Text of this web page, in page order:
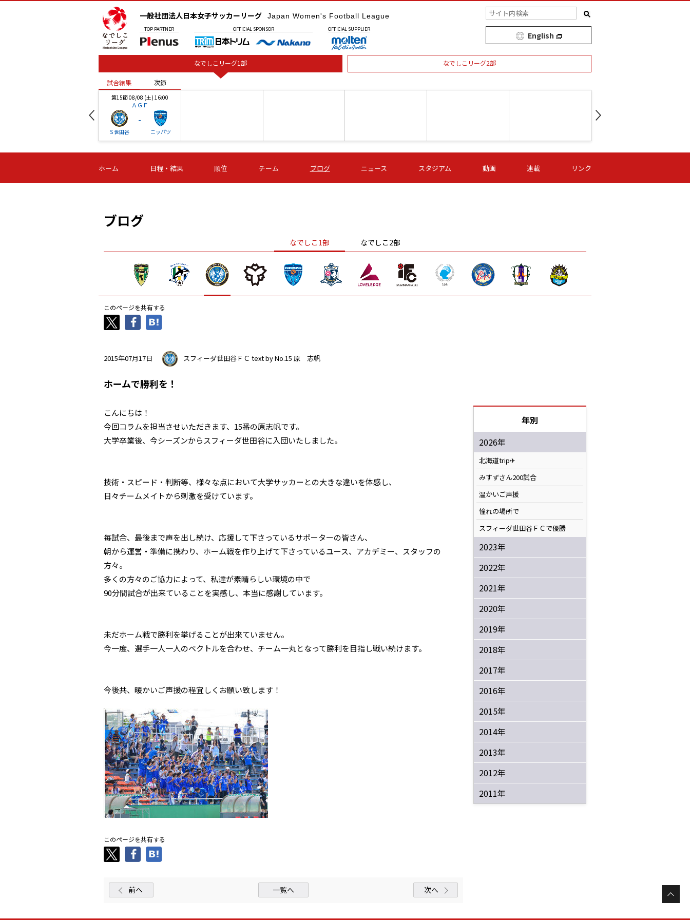
一般社団法人日本女子サッカーリーグ Japan Women's Football League
TOP PARTNER OFFICIAL SPONSOR OFFICIAL SUPPLIER
English
なでしこリーグ1部 なでしこリーグ2部
試合結果 次節
第15節 08/08 (土) 16:00
ＡＧＦ
Ｓ世田谷
-
ニッパツ
-
第16節 09/05 (土) 15:00
ニッパツ
-
第16節 09/05 (土) 15:00
石人の星
-
第16節 09/05 (土) 16:00
ＡＧＦ
-
いちご
-
第16節 09/06 (日) 15:00
-
第16節 09/06 (日) 15:00
- -
試合結果 次節
ホーム 日程・結果 順位 チーム ブログ ニュース スタジアム 動画 連載 リンク
ブログ
なでしこ1部 なでしこ2部
このページを共有する
2015年07月17日 スフィーダ世田谷ＦＣ text by No.15 原 志帆
ホームで勝利を！
こんにちは！
今回コラムを担当させいただきます、15番の原志帆です。
大学卒業後、今シーズンからスフィーダ世田谷に入団いたしました。
技術・スピード・判断等、様々な点において大学サッカーとの大きな違いを体感し、
日々チームメイトから刺激を受けています。
毎試合、最後まで声を出し続け、応援して下さっているサポーターの皆さん、
朝から運営・準備に携わり、ホーム戦を作り上げて下さっているユース、アカデミー、スタッフの
方々。
多くの方々のご協力によって、私達が素晴らしい環境の中で
90分間試合が出来ていることを実感し、本当に感謝しています。
未だホーム戦で勝利を挙げることが出来ていません。
今一度、選手一人一人のベクトルを合わせ、チーム一丸となって勝利を目指し戦い続けます。
今後共、暖かいご声援の程宜しくお願い致します！
このページを共有する
前へ 一覧へ 次へ
年別
2026年
北海道trip✈
みすずさん200試合
温かいご声援
憧れの場所で
スフィーダ世田谷ＦＣで優勝
2023年
2022年
2021年
2020年
2019年
2018年
2017年
2016年
2015年
2014年
2013年
2012年
2011年